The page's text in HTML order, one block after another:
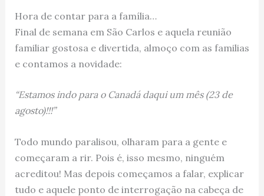
Hora de contar para a família…
Final de semana em São Carlos e aquela reunião
familiar gostosa e divertida, almoço com as familias
e contamos a novidade:
“Estamos indo para o Canadá daqui um mês (23 de
agosto)!!!”
Todo mundo paralisou, olharam para a gente e
começaram a rir. Pois é, isso mesmo, ninguém
acreditou! Mas depois começamos a falar, explicar
tudo e aquele ponto de interrogação na cabeça de